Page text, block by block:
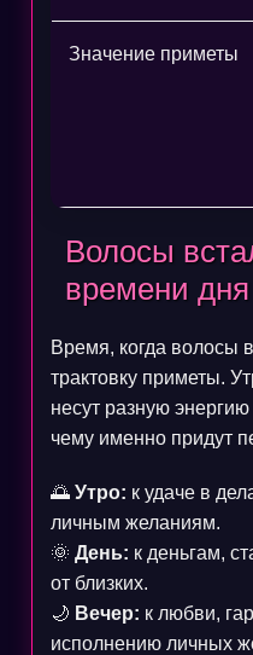
Волосы
времени дня
Время, когда волосы
трактовку приметы.
несут разную
чему именно придут
🌅 Утро: к удаче в
личным желаниям.
🌞 День: к деньгам,
от близких.
🌙 Вечер: к любви,
исполнению личных